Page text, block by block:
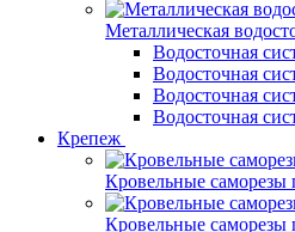
Металлическая
Водосточная
Водосточная
Водосточная
Водосточная
Крепеж
Кровельные саморезы
Кровельные саморезы